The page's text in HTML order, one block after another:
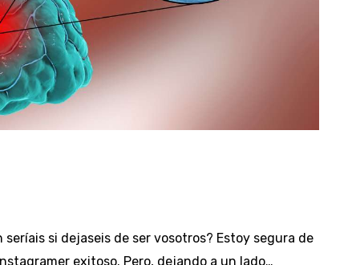
si dejaseis de ser vosotros? Estoy segura de
exitoso. Pero, dejando a un lado…